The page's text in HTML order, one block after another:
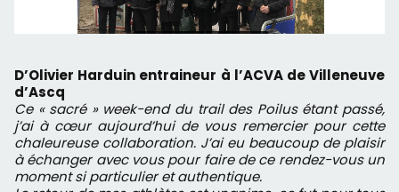
D’Olivier Harduin entraineur à l’ACVA de Villeneuve
d’Ascq
Ce « sacré » week-end du trail des Poilus étant passé,
j’ai à cœur aujourd’hui de vous remercier pour cette
chaleureuse collaboration. J’ai eu beaucoup de plaisir
à échanger avec vous pour faire de ce rendez-vous un
moment si particulier et authentique.